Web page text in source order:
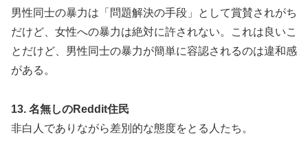
男性同士の暴力は「問題解決の手段」として賞賛されがち
だけど、女性への暴力は絶対に許されない。これは良いこ
とだけど、男性同士の暴力が簡単に容認されるのは違和感
がある。
13. 名無しのReddit住民
非白人でありながら差別的な態度をとる人たち。